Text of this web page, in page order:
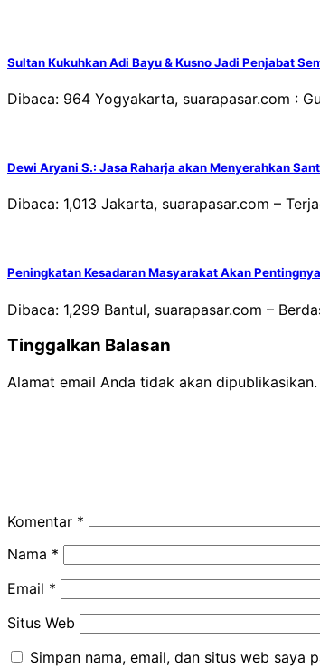
Sultan Kukuhkan Adi Bayu & Kusno Jadi Penjabat
Dibaca: 964 Yogyakarta, suarapasar.com :
Dewi Aryani S.: Jasa Raharja akan Menyerahkan
Dibaca: 1,013 Jakarta, suarapasar.com –
Peningkatan Kesadaran Masyarakat Akan
Dibaca: 1,299 Bantul, suarapasar.com –
Tinggalkan Balasan
Alamat email Anda tidak akan dipublikasikan.
Komentar *
Nama *
Email *
Situs Web
Simpan nama, email, dan situs web saya